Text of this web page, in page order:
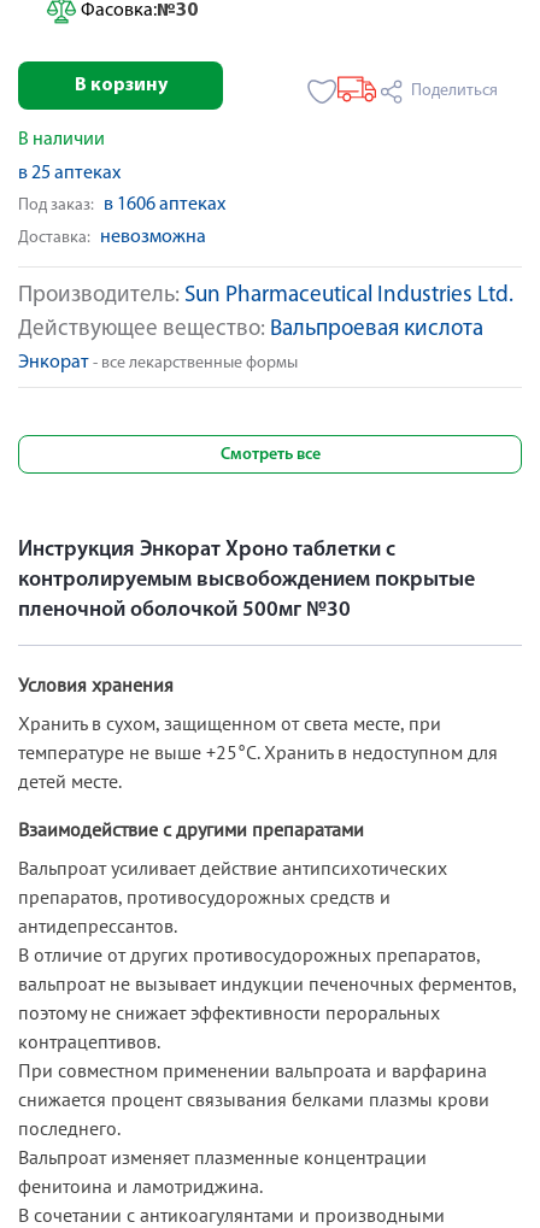
Производитель: Sun Pharmaceutical Industries Ltd.
Действующее вещество: Вальпроевая кислота
Энкорат - все лекарственные формы
Фасовка:№30
В корзину Поделиться
В наличии
в 25 аптеках
Под заказ: в 1606 аптеках
Доставка: невозможна
Смотреть все
Инструкция Энкорат Хроно таблетки с
контролируемым высвобождением покрытые
пленочной оболочкой 500мг №30
Условия хранения
Хранить в сухом, защищенном от света месте, при
температуре не выше +25°С. Хранить в недоступном для
детей месте.
Взаимодействие с другими препаратами
Вальпроат усиливает действие антипсихотических
препаратов, противосудорожных средств и
антидепрессантов.
В отличие от других противосудорожных препаратов,
вальпроат не вызывает индукции печеночных ферментов,
поэтому не снижает эффективности пероральных
контрацептивов.
При совместном применении вальпроата и варфарина
снижается процент связывания белками плазмы крови
последнего.
Вальпроат изменяет плазменные концентрации
фенитоина и ламотриджина.
В сочетании с антикоагулянтами и производными